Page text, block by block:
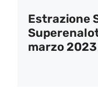
Estrazione
marzo 2023